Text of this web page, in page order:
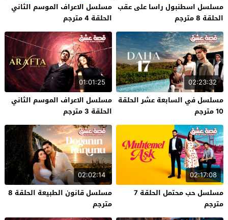
مسلسل اسطنبول راسا على عقب
الحلقة 8 مترجم
مسلسل الاعراف الموسم الثاني
الحلقة 4 مترجم
02:23:32
مسلسل في السابعة عشر الحلقة
10 مترجم
01:01:25
مسلسل الاعراف الموسم الثاني
الحلقة 3 مترجم
02:17:08
مسلسل حب محتمل الحلقة 7
مترجم
02:02:14
مسلسل قانون الطبيعة الحلقة 8
مترجم